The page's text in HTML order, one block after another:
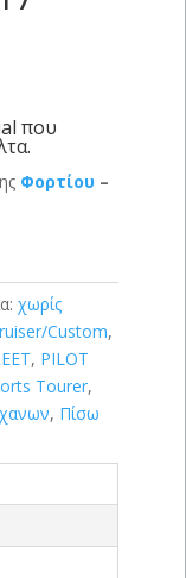
που
Φορτίου –
χωρίς
Custom,
, PILOT
Tourer,
, Πίσω